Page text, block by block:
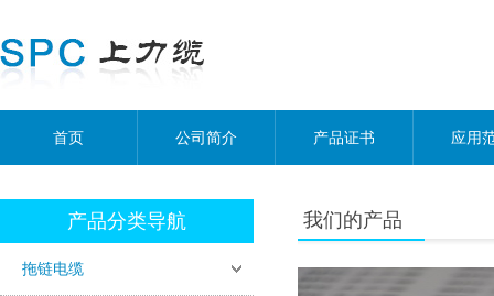
首页 公司简介 产品证书 应用
产品分类导航
拖链电缆
我们的产品